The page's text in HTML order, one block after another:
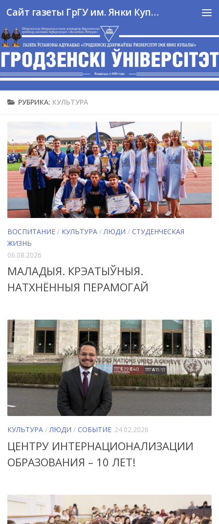
Перейти к содержимому Сайт газеты ГрГУ им. Янки Купалы
РУБРИКА: КУЛЬТУРА
ВОСПИТАНИЕ / КУЛЬТУРА /ЛЮДИ / СТУДЕНЧЕСКАЯ
ЖИЗНЬ
06.08.2026
МАЛАДЫЯ. КРЭАТЫЎНЫЯ.
НАТХНЁННЫЯ ПЕРАМОГАЙ
КУЛЬТУРА /ЛЮДИ / СОБЫТИЕ 24.02.2026
ЦЕНТРУ ИНТЕРНАЦИОНАЛИЗАЦИИ
ОБРАЗОВАНИЯ – 10 ЛЕТ!